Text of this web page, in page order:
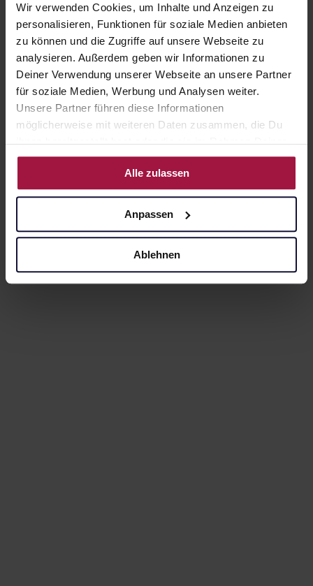
Wir verwenden Cookies, um Inhalte und Anzeigen zu
personalisieren, Funktionen für soziale Medien anbieten
zu können und die Zugriffe auf unsere Webseite zu
analysieren. Außerdem geben wir Informationen zu
Deiner Verwendung unserer Webseite an unsere Partner
für soziale Medien, Werbung und Analysen weiter.
Unsere Partner führen diese Informationen
möglicherweise mit weiteren Daten zusammen, die Du
ihnen bereitgestellt hast oder die sie im Rahmen Deiner
Nutzung der Dienste gesammelt haben.
Alle zulassen
Anpassen
Ablehnen